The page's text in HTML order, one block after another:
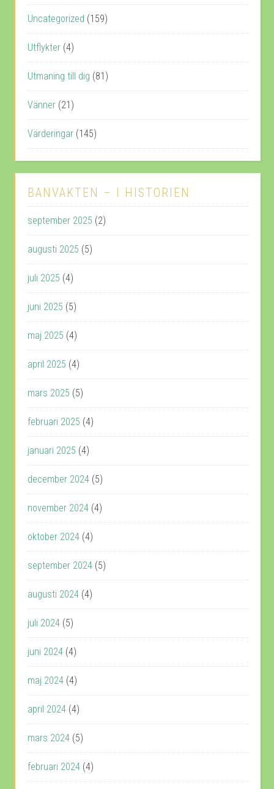
Uncategorized (159)
Utflykter (4)
Utmaning till dig (81)
Vänner (21)
Värderingar (145)
BANVAKTEN – I HISTORIEN
september 2025 (2)
augusti 2025 (5)
juli 2025 (4)
juni 2025 (5)
maj 2025 (4)
april 2025 (4)
mars 2025 (5)
februari 2025 (4)
januari 2025 (4)
december 2024 (5)
november 2024 (4)
oktober 2024 (4)
september 2024 (5)
augusti 2024 (4)
juli 2024 (5)
juni 2024 (4)
maj 2024 (4)
april 2024 (4)
mars 2024 (5)
februari 2024 (4)